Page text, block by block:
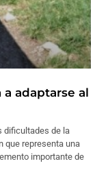
adaptarse al
dificultades de la
que representa una
importante de